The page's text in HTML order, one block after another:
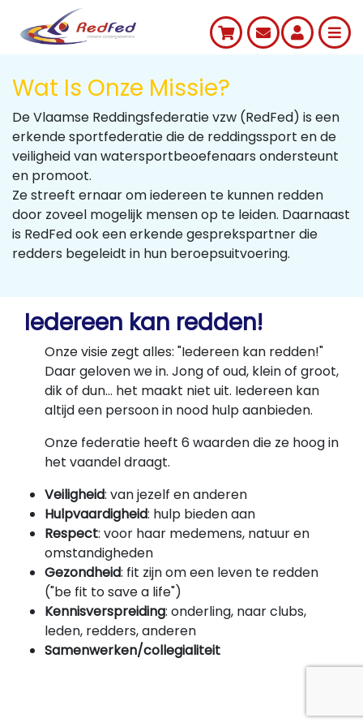
Wat Is Onze Missie?
De Vlaamse Reddingsfederatie vzw (RedFed) is een
erkende sportfederatie die de reddingssport en de
veiligheid van watersportbeoefenaars ondersteunt
en promoot.
Ze streeft ernaar om iedereen te kunnen redden
door zoveel mogelijk mensen op te leiden. Daarnaast
is RedFed ook een erkende gesprekspartner die
redders begeleidt in hun beroepsuitvoering.
Iedereen kan redden!
Onze visie zegt alles: "Iedereen kan redden!"
Daar geloven we in. Jong of oud, klein of groot,
dik of dun... het maakt niet uit. Iedereen kan
altijd een persoon in nood hulp aanbieden.
Onze federatie heeft 6 waarden die ze hoog in
het vaandel draagt.
Veiligheid: van jezelf en anderen
Hulpvaardigheid: hulp bieden aan
Respect: voor haar medemens, natuur en
omstandigheden
Gezondheid: fit zijn om een leven te redden
("be fit to save a life")
Kennisverspreiding: onderling, naar clubs,
leden, redders, anderen
Samenwerken/collegialiteit
vierjarig beleidsplan en het jaarlijks actieplan.